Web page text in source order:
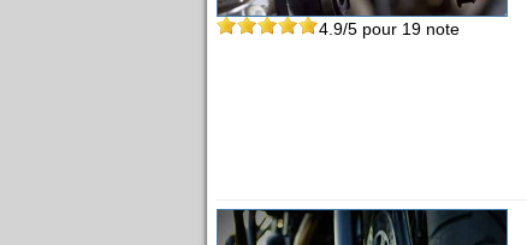
4.9/5 pour 19 note